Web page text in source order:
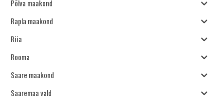
Põlva maakond
Rapla maakond
Riia
Rooma
Saare maakond
Saaremaa vald